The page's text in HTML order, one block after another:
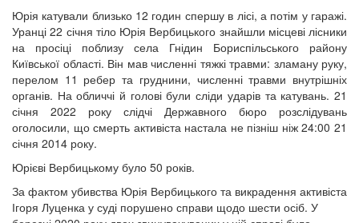
Юрія катували близько 12 годин спершу в лісі, а потім у гаражі.
Уранці 22 січня тіло Юрія Вербицького знайшли місцеві лісники
на просіці поблизу села Гнідин Бориспільського району
Київської області. Він мав численні тяжкі травми: зламану руку,
перелом 11 ребер та груднини, численні травми внутрішніх
органів. На обличчі й голові були сліди ударів та катувань. 21
січня 2022 року слідчі Державного бюро розслідувань
оголосили, що смерть активіста настала не пізніш ніж 24:00 21
січня 2014 року.
Юрієві Вербицькому було 50 років.
За фактом убивства Юрія Вербицького та викрадення активіста
Ігоря Луценка у суді порушено справи щодо шести осіб. У